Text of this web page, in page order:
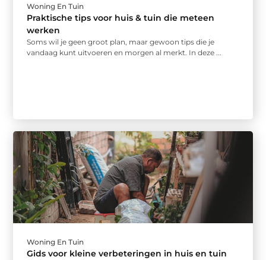
Woning En Tuin
Praktische tips voor huis & tuin die meteen
werken
Soms wil je geen groot plan, maar gewoon tips die je
vandaag kunt uitvoeren en morgen al merkt. In deze ...
Woning En Tuin
Gids voor kleine verbeteringen in huis en tuin